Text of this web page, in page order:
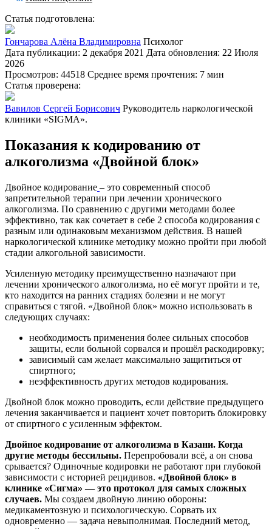
Статья подготовлена:
Гончарова Алёна Владимировна Психолог
Дата публикации: 2 декабря 2021 Дата обновления: 22 Июля
2026
Просмотров: 44518 Среднее время прочтения: 7 мин
Статья проверена:
Вавилов Сергей Борисович Руководитель наркологической
клиники «SIGMA».
Показания к кодированию от
алкоголизма «Двойной блок»
Двойное кодирование – это современный способ
запретительной терапии при лечении хронического
алкоголизма. По сравнению с другими методами более
эффективно, так как сочетает в себе 2 способа кодирования с
разным или одинаковым механизмом действия. В нашей
наркологической клинике методику можно пройти при любой
стадии алкогольной зависимости.
Усиленную методику преимущественно назначают при
лечении хронического алкоголизма, но её могут пройти и те,
кто находится на ранних стадиях болезни и не могут
справиться с тягой. «Двойной блок» можно использовать в
следующих случаях:
необходимость применения более сильных способов
защиты, если больной сорвался и прошёл раскодировку;
зависимый сам желает максимально защититься от
спиртного;
неэффективность других методов кодирования.
Двойной блок можно проводить, если действие предыдущего
лечения заканчивается и пациент хочет повторить блокировку
от спиртного с усиленным эффектом.
Двойное кодирование от алкоголизма в Казани. Когда
другие методы бессильны. Перепробовали всё, а он снова
срывается? Одиночные кодировки не работают при глубокой
зависимости с историей рецидивов. «Двойной блок» в
клинике «Сигма» — это протокол для самых сложных
случаев. Мы создаем двойную линию обороны:
медикаментозную и психологическую. Сорвать их
одновременно — задача невыполнимая. Последний метод,